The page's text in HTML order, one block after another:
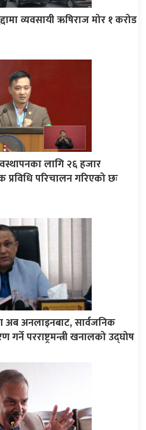
व्यवसायी ऋषिराज मोर १ करोड
लागि २६ हजार
प्रविधि परिचालन गरिएको छः
अनलाइनबाट, सार्वजनिक
परराष्ट्रमन्त्री खनालको उद्घोष